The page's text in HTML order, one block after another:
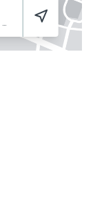
28005